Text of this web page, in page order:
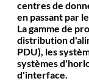
centres de
en passant par
La gamme de
distribution
PDU), les
systèmes
d'interface.